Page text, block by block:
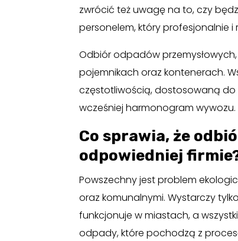
zwrócić też uwagę na to, czy
personelem, który profesjonalnie
Odbiór odpadów
pojemnikach oraz kontenerach.
częstotliwością, dostosowaną
wcześniej harmonogram wywozu.
Co sprawia, że
odpowiedniej
Powszechny jest problem
oraz komunalnymi. Wystarczy
funkcjonuje w miastach, a
odpady, które pochodzą z